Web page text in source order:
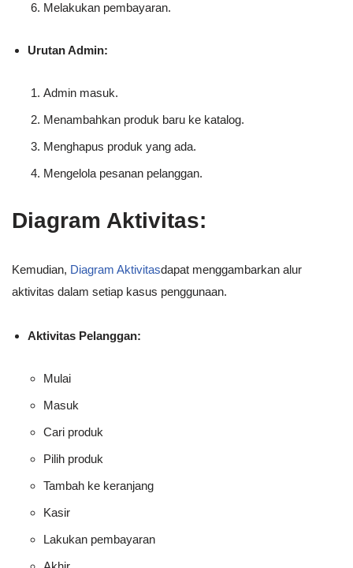
Melakukan pembayaran.
Urutan Admin:
Admin masuk.
Menambahkan produk baru ke katalog.
Menghapus produk yang ada.
Mengelola pesanan pelanggan.
Diagram Aktivitas:
Kemudian, Diagram Aktivitasdapat menggambarkan alur
aktivitas dalam setiap kasus penggunaan.
Aktivitas Pelanggan:
Mulai
Masuk
Cari produk
Pilih produk
Tambah ke keranjang
Kasir
Lakukan pembayaran